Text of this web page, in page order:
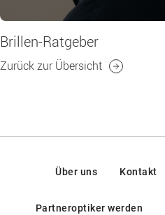
Brillen-Ratgeber
Zurück zur Übersicht
Über uns Kontakt
Partneroptiker werden